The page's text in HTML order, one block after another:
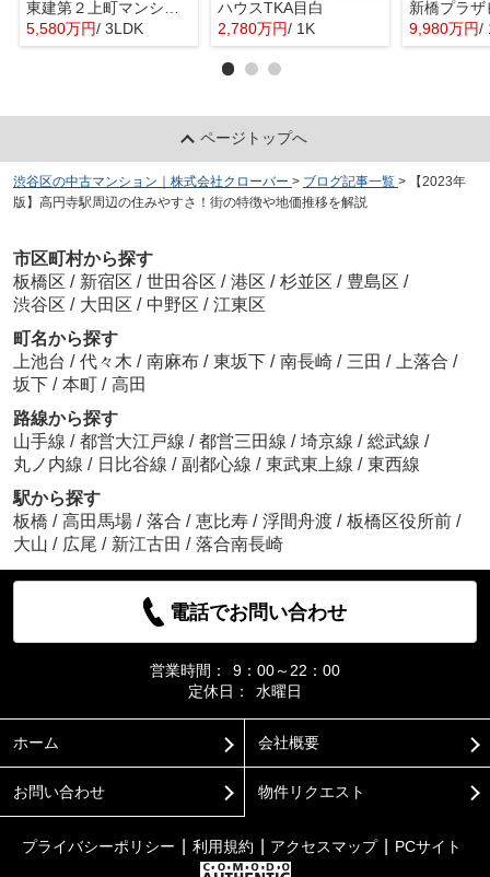
5,580万円/ 3LDK
ハウスTKA目白
2,780万円/ 1K
新橋プラザ
9,980万円/
ページトップへ
渋谷区の中古マンション｜株式会社クローバー > ブログ記事一覧 >
【2023年
版】高円寺駅周辺の住みやすさ！街の特徴や地価推移を解説
市区町村から探す
板橋区 / 新宿区 / 世田谷区 / 港区 / 杉並区 / 豊島区 /
渋谷区 / 大田区 / 中野区 / 江東区
町名から探す
上池台 / 代々木 / 南麻布 / 東坂下 / 南長崎 / 三田 / 上落合 /
坂下 / 本町 / 高田
路線から探す
山手線 / 都営大江戸線 / 都営三田線 / 埼京線 / 総武線 /
丸ノ内線 / 日比谷線 / 副都心線 / 東武東上線 / 東西線
駅から探す
板橋 / 高田馬場 / 落合 / 恵比寿 / 浮間舟渡 / 板橋区役所前 /
大山 / 広尾 / 新江古田 / 落合南長崎
電話でお問い合わせ
営業時間：
9：00～22：00
定休日：
水曜日
ホーム 会社概要
お問い合わせ 物件リクエスト
プライバシーポリシー 利用規約 アクセスマップ PCサイト